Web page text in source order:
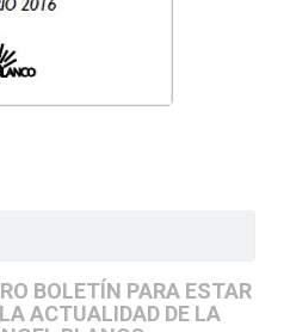
BOLETÍN PARA ESTAR
ACTUALIDAD DE LA